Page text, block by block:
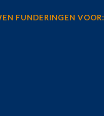
FUNDERINGEN VOOR: